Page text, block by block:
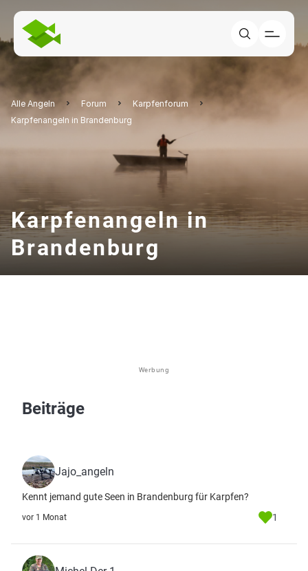
Alle Angeln Forum
Karpfenforum
Karpfenangeln in Brandenburg
Karpfenangeln in
Brandenburg
Werbung
Beiträge
Jajo_angeln
Kennt jemand gute Seen in Brandenburg für Karpfen?
vor 1 Monat 1